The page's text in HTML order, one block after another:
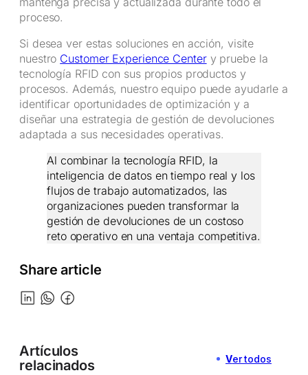
proceso.
Si desea ver estas soluciones en acción, visite
nuestro Customer Experience Centery pruebe la
tecnología RFID con sus propios productos y
procesos. Además, nuestro equipo puede ayudarle a
identificar oportunidades de optimización y a
diseñar una estrategia de gestión de devoluciones
adaptada a sus necesidades operativas.
Al combinar la tecnología RFID, la
inteligencia de datos en tiempo real y los
flujos de trabajo automatizados, las
organizaciones pueden transformar la
gestión de devoluciones de un costoso
reto operativo en una ventaja competitiva.
Share article
Artículos
relacinados
Ver todos